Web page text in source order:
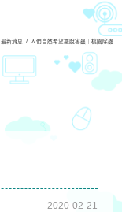
最新消息 / 人們自然希望擺脫害蟲｜桃園除蟲
2020-02-21